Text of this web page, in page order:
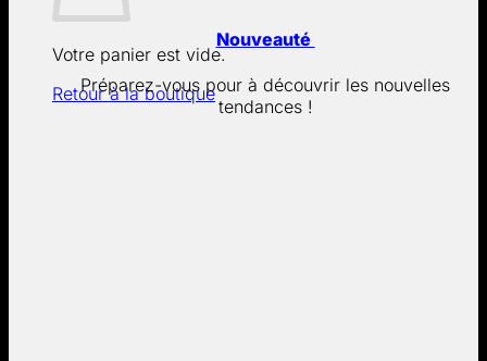
Votre panier est vide.
Retour à la boutique
Nouveauté
Préparez-vous pour à découvrir les nouvelles
tendances !